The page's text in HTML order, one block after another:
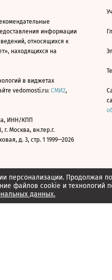
персонализации. Продолжая
файлов cookie и технологий
данных.
информации
относящихся к
находящихся на
в виджетах
vedomosti.ru: СМИ2,
ИНН/КПП
г. Москва, вн.тер.г.
д. 3, стр. 1 1999—2026